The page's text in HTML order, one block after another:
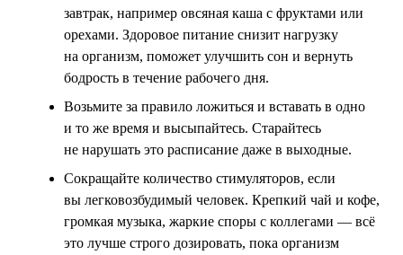
завтрак, например овсяная каша с фруктами или
орехами. Здоровое питание снизит нагрузку
на организм, поможет улучшить сон и вернуть
бодрость в течение рабочего дня.
Возьмите за правило ложиться и вставать в одно
и то же время и высыпайтесь. Старайтесь
не нарушать это расписание даже в выходные.
Сокращайте количество стимуляторов, если
вы легковозбудимый человек. Крепкий чай и кофе,
громкая музыка, жаркие споры с коллегами — всё
это лучше строго дозировать, пока организм